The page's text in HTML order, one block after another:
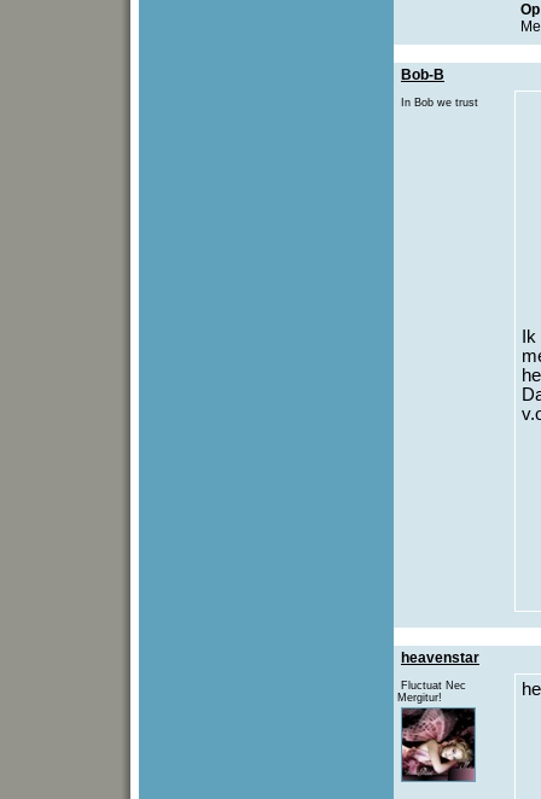
Bob-B
In Bob we trust
heavenstar
Fluctuat Nec
Mergitur!